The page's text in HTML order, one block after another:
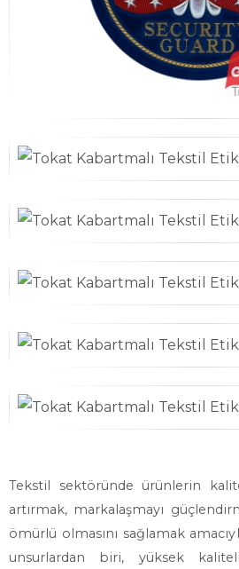
Tekstil sektöründe ürünlerin
artırmak, markalaşmayı
ömürlü olmasını sağlamak
unsurlardan biri, yüksek